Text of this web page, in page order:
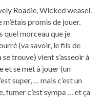
Roadie, Wicked weasel.
promis de jouer.
quel morceau que je
(va savoir, le fils de
trouve) vient s’asseoir à
et se met à jouer (un
super, … mais c’est un
fumer c’est sympa … et ça